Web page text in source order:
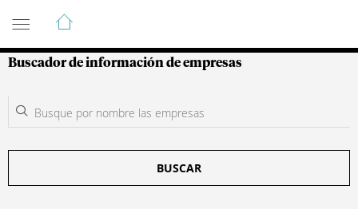
Guía de Empresas Colombianas
Buscador de información de empresas
BUSCAR